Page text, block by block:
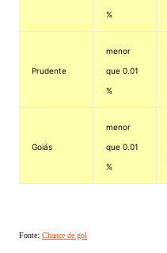
%
Prudente
menor
que 0.01
%
Goiás
menor
que 0.01
%
Fonte: Chance de gol